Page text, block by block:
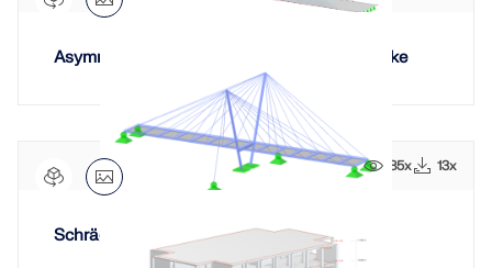
Asymmetrische Einhümpfeil-Schrägseilbrücke
85x 13x
Schrägseilbrücke mit zwei Pylonen